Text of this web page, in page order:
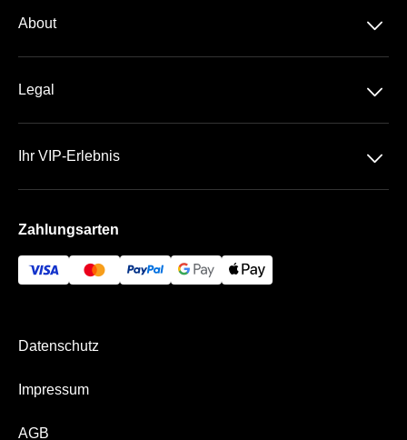
UEFA Champions League
About 􀆈
Häufige Fragen
Legal 􀆈
Ihr VIP-Erlebnis 􀆈
Zahlungsarten
Datenschutz
Impressum
AGB